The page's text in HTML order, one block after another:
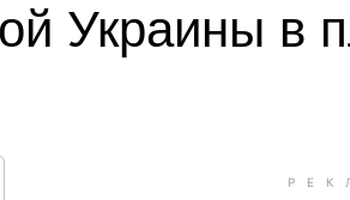
Украины в